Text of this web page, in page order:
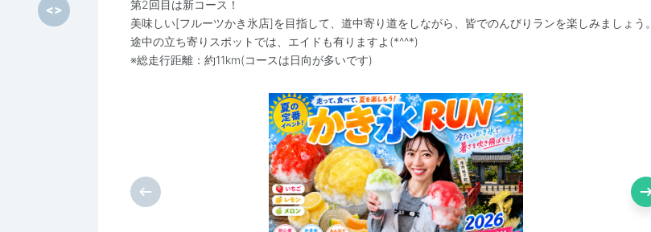
第2回目は新コース！
美味しい[フルーツかき氷店]を目指して、道中寄り道をしながら、皆でのんびりランを楽しみましょう。
途中の立ち寄りスポットでは、エイドも有りますよ(*^^*)
※総走行距離：約11km(コースは日向が多いです)